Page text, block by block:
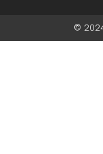
© 2024